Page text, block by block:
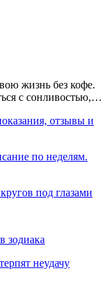
жизнь без кофе.
с сонливостью,…
отзывы и
по неделям.
под глазами
зодиака
неудачу